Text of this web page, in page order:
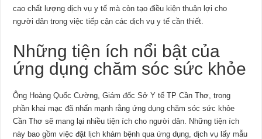
cao chất lượng dịch vụ y tế mà còn tạo điều kiện thuận lợi cho
người dân trong việc tiếp cận các dịch vụ y tế cần thiết.
Những tiện ích nổi bật của
ứng dụng chăm sóc sức khỏe
Ông Hoàng Quốc Cường, Giám đốc Sở Y tế TP Cần Thơ, trong
phần khai mạc đã nhấn mạnh rằng ứng dụng chăm sóc sức khỏe
Cần Thơ sẽ mang lại nhiều tiện ích cho người dân. Những tiện ích
này bao gồm việc đặt lịch khám bệnh qua ứng dụng, dịch vụ lấy mẫu